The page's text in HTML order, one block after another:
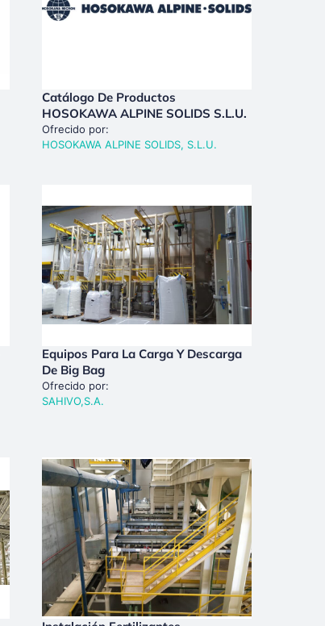
Catálogo De Productos
HOSOKAWA ALPINE SOLIDS S.L.U.
Ofrecido por:
HOSOKAWA ALPINE SOLIDS, S.L.U.
Equipos Para La Carga Y Descarga
De Big Bag
Ofrecido por:
SAHIVO,S.A.